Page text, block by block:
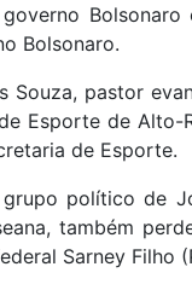
Bolsonaro
Bolsonaro.
Souza, pastor
Esporte de Alto-
de Esporte.
político de
também
Sarney Filho